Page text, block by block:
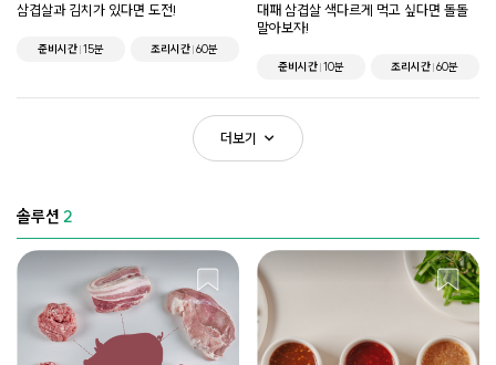
삼겹살과 김치가 있다면 도전!
준비시간 15분 조리시간 60분
대패 삼겹살 색다르게 먹고 싶다면 돌돌
말아보자!
준비시간 10분 조리시간 60분
더보기
솔루션 2